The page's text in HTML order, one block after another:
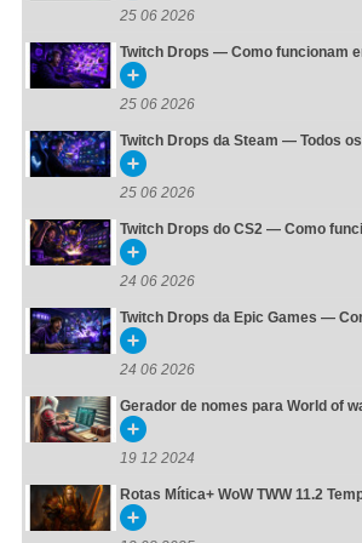
25 06 2026
Twitch Drops — Como funcionam
25 06 2026
Twitch Drops da Steam — Todos
25 06 2026
Twitch Drops do CS2 — Como
24 06 2026
Twitch Drops da Epic Games —
24 06 2026
Gerador de nomes para World of
19 12 2024
Rotas Mítica+ WoW TWW 11.2